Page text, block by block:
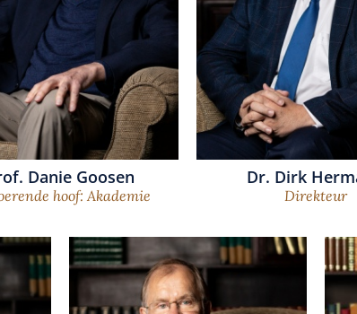
Danie Goosen
hoof: Akademie
Dr. Dirk
Direkteur